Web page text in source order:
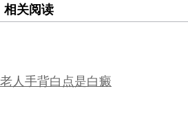
相关阅读
老人手背白点是白癜